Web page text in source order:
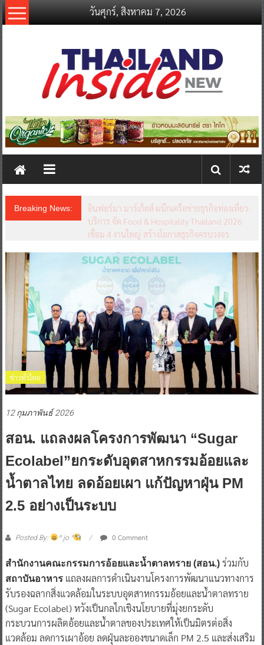
Skip
to
วันศุกร์, สิงหาคม 7, 2026
thailandinsidenew.com
Thailand
New
Breaking News:
อินฟอร์มา มาร์เก็ตส์ ผนึกเครือข่ายธุรกิจท่องเที่ยว-
บริการ จัด Food & Hospitality Thailand 2026
เชื่อม 4 งานใหญ่ สร้างโอกาสธุรกิจครบวงจร
ข่าวทั่วไทย
12 กุมภาพันธ์ 2026
สอน. แถลงผลโครงการพัฒนา “Sugar
Ecolabel”ยกระดับอุตสาหกรรมอ้อยและ
น้ำตาลไทย ลดอ้อยเผา แก้ปัญหาฝุ่น PM
2.5 อย่างเป็นระบบ
Posted By: ^ jo ^ 0 Comment
สำนักงานคณะกรรมการอ้อยและน้ำตาลทราย (สอน.) ร่วมกับ
สถาบันอาหารแถลงผลการดำเนินงานโครงการพัฒนาแนวทางการ
รับรองฉลากสิ่งแวดล้อมในระบบอุตสาหกรรมอ้อยและน้ำตาลทราย
(Sugar Ecolabel) หวังเป็นกลไกเชิงนโยบายที่มุ่งยกระดับ
กระบวนการผลิตอ้อยและน้ำตาลของประเทศให้เป็นมิตรต่อสิ่ง
แวดล้อม ลดการเผาอ้อย ลดฝุ่นละอองขนาดเล็ก PM 2.5 และส่งเสริม